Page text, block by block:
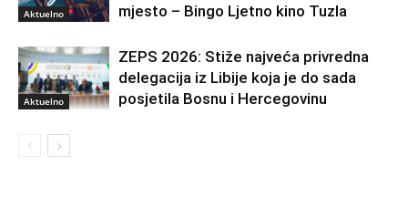
Aktuelno
mjesto – Bingo Ljetno kino Tuzla
Aktuelno
ZEPS 2026: Stiže najveća privredna
delegacija iz Libije koja je do sada
posjetila Bosnu i Hercegovinu